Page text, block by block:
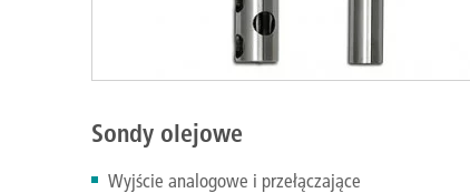
Sondy olejowe
Wyjście analogowe i przełączające